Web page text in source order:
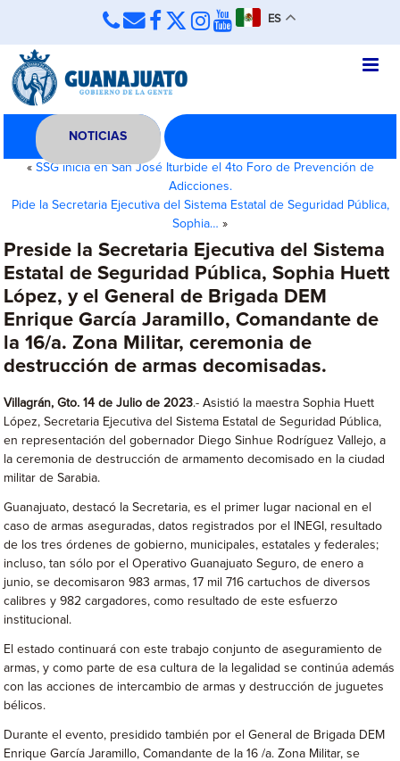
ES
NOTICIAS
« SSG inicia en San José Iturbide el 4to Foro de Prevención de
Adicciones.
Pide la Secretaria Ejecutiva del Sistema Estatal de Seguridad Pública,
Sophia… »
Preside la Secretaria Ejecutiva del Sistema
Estatal de Seguridad Pública, Sophia Huett
López, y el General de Brigada DEM
Enrique García Jaramillo, Comandante de
la 16/a. Zona Militar, ceremonia de
destrucción de armas decomisadas.
Villagrán, Gto. 14 de Julio de 2023.- Asistió la maestra Sophia Huett
López, Secretaria Ejecutiva del Sistema Estatal de Seguridad Pública,
en representación del gobernador Diego Sinhue Rodríguez Vallejo, a
la ceremonia de destrucción de armamento decomisado en la ciudad
militar de Sarabia.
Guanajuato, destacó la Secretaria, es el primer lugar nacional en el
caso de armas aseguradas, datos registrados por el INEGI, resultado
de los tres órdenes de gobierno, municipales, estatales y federales;
incluso, tan sólo por el Operativo Guanajuato Seguro, de enero a
junio, se decomisaron 983 armas, 17 mil 716 cartuchos de diversos
calibres y 982 cargadores, como resultado de este esfuerzo
institucional.
El estado continuará con este trabajo conjunto de aseguramiento de
armas, y como parte de esa cultura de la legalidad se continúa además
con las acciones de intercambio de armas y destrucción de juguetes
bélicos.
Durante el evento, presidido también por el General de Brigada DEM
Enrique García Jaramillo, Comandante de la 16 /a. Zona Militar, se